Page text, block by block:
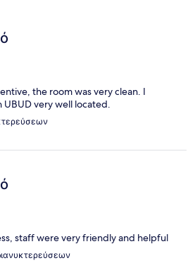
the room was very clean. I
very well located.
staff were very friendly and helpful